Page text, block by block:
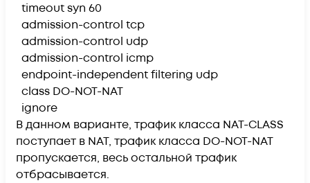
timeout syn 60
admission-control tcp
admission-control udp
admission-control icmp
endpoint-independent filtering udp
class DO-NOT-NAT
ignore
В данном варианте, трафик класса NAT-CLASS
поступает в NAT, трафик класса DO-NOT-NAT
пропускается, весь остальной трафик
отбрасывается.